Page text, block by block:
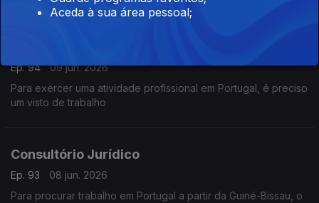
Ep. 94
09 jun. 2026
Para exercer uma atividade profissional em Portugal, é preciso
um visto de trabalho
Consultório Jurídico
Ep. 93
08 jun. 2026
Para procurar trabalho em Portugal a partir da Guiné-Bissau, o
Aceda à sua área pessoal;